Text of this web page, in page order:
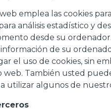
emplea las cookies
análisis estadístico y
desde su
información de su
el uso de cookies, sin
web. También usted
utilizar algunos de